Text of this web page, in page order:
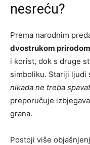
nesreću?
Prema narodnim
dvostrukom prirodom
i korist, dok s druge
simboliku. Stariji ljudi
nikada ne treba
preporučuje
grana.
Postoji više